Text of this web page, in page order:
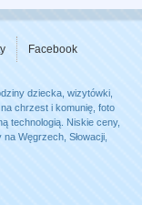
Facebook
dziecka, wizytówki,
chrzest i komunię, foto
technologią. Niskie ceny,
Węgrzech, Słowacji,